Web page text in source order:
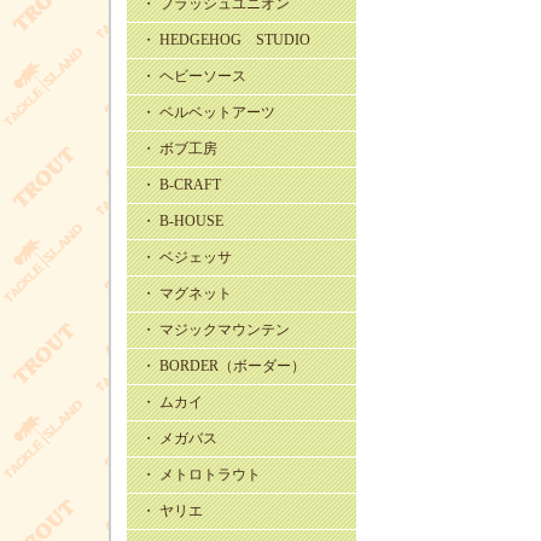
・ フラッシュユニオン
・ HEDGEHOG STUDIO
・ ヘビーソース
・ ベルベットアーツ
・ ボブ工房
・ B-CRAFT
・ B-HOUSE
・ ベジェッサ
・ マグネット
・ マジックマウンテン
・ BORDER（ボーダー）
・ ムカイ
・ メガバス
・ メトロトラウト
・ ヤリエ